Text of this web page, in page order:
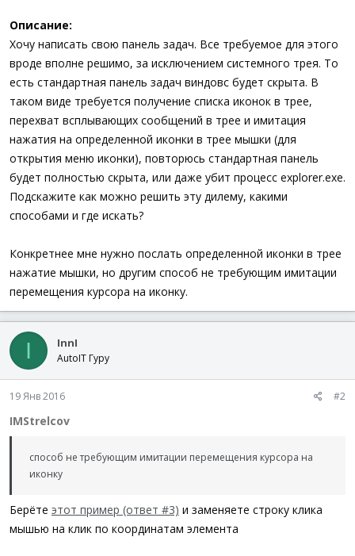
Описание:
Хочу написать свою панель задач. Все требуемое для этого
вроде вполне решимо, за исключением системного трея. То
есть стандартная панель задач виндовс будет скрыта. В
таком виде требуется получение списка иконок в трее,
перехват всплывающих сообщений в трее и имитация
нажатия на определенной иконки в трее мышки (для
открытия меню иконки), повторюсь стандартная панель
будет полностью скрыта, или даже убит процесс explorer.exe.
Подскажите как можно решить эту дилему, какими
способами и где искать?
Конкретнее мне нужно послать определенной иконки в трее
нажатие мышки, но другим способ не требующим имитации
перемещения курсора на иконку.
I InnI
AutoIT Гуру
19 Янв 2016 #2
IMStrelcov
способ не требующим имитации перемещения курсора на
иконку
Берёте этот пример (ответ #3) и заменяете строку клика
мышью на клик по координатам элемента